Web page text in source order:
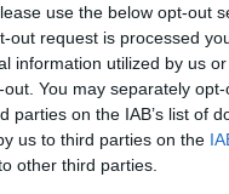
use the below opt-out
out request is processed
information utilized by us
You may separately
on the IAB’s list of
us to third parties on the
other third parties.
pruebas con
este modo, poder
en casa no tengáis
Un postre súper
(ojo, obviando el